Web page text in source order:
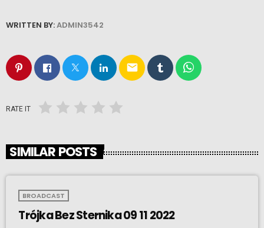
WRITTEN BY:ADMIN3542
email
RATE IT
SIMILAR POSTS
BROADCAST
Trójka Bez Sternika 09 11 2022